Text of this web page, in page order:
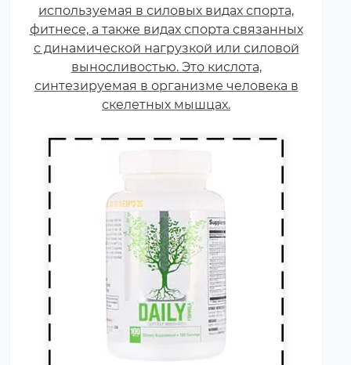
используемая в силовых видах спорта,
фитнесе, а также видах спорта связанных
с динамической нагрузкой или силовой
выносливостью. Это кислота,
синтезируемая в организме человека в
скелетных мышцах.
Постоянные тренировки,
физические и психологические
нагрузки, соревнования
увеличивают суточную норму
витаминов и минералов в 1,5-2